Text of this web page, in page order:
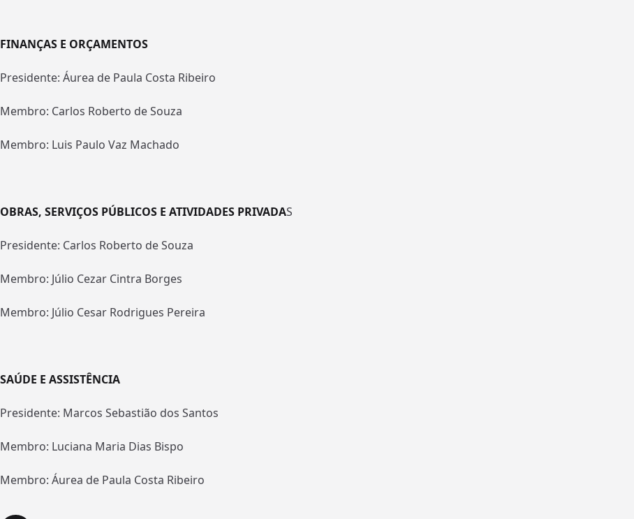
FINANÇAS E ORÇAMENTOS
Presidente: Áurea de Paula Costa Ribeiro
Membro: Carlos Roberto de Souza
Membro: Luis Paulo Vaz Machado
OBRAS, SERVIÇOS PÚBLICOS E ATIVIDADES PRIVADAS
Presidente: Carlos Roberto de Souza
Membro: Júlio Cezar Cintra Borges
Membro: Júlio Cesar Rodrigues Pereira
SAÚDE E ASSISTÊNCIA
Presidente: Marcos Sebastião dos Santos
Membro: Luciana Maria Dias Bispo
Membro: Áurea de Paula Costa Ribeiro